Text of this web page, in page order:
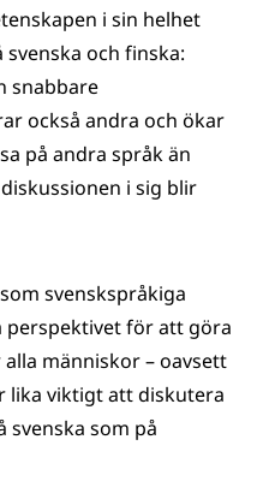
i sin helhet
och finska:
snabbare
också andra och ökar
på andra språk än
i sig blir
svenskspråkiga
perspektivet för att göra
människor – oavsett
lika viktigt att diskutera
svenska som på